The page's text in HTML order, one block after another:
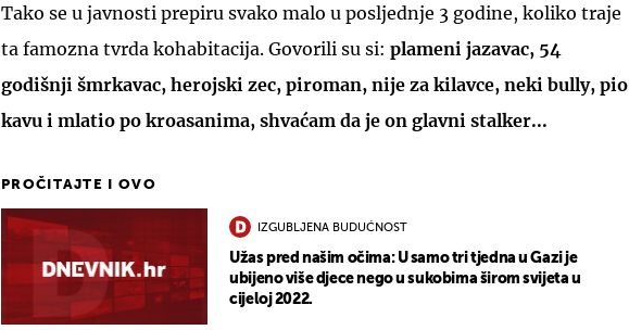
Tako se u javnosti prepiru svako malo u posljednje 3 godine, koliko traje
ta famozna tvrda kohabitacija. Govorili su si: plameni jazavac, 54
godišnji šmrkavac, herojski zec, piroman, nije za kilavce, neki bully, pio
kavu i mlatio po kroasanima, shvaćam da je on glavni stalker...
PROČITAJTE I OVO
IZGUBLJENA BUDUĆNOST
Užas pred našim očima: U samo tri tjedna u Gazi je
ubijeno više djece nego u sukobima širom svijeta u
cijeloj 2022.